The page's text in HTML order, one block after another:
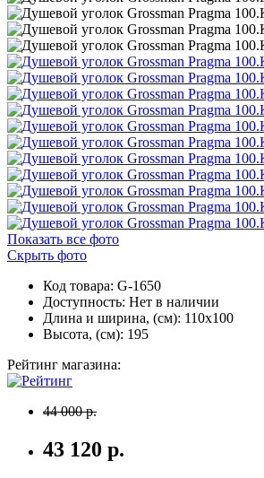
Показать все фото
Скрыть фото
Код товара: G-1650
Доступность: Нет в наличии
Длина и ширина, (см): 110x100
Высота, (см): 195
Рейтинг магазина:
44 000 р.
43 120 р.